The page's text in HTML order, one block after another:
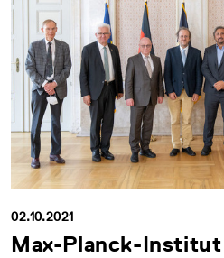
02.10.2021
Max-Planck-